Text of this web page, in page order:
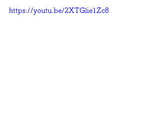
https://youtu.be/2XTGlie1Zc8